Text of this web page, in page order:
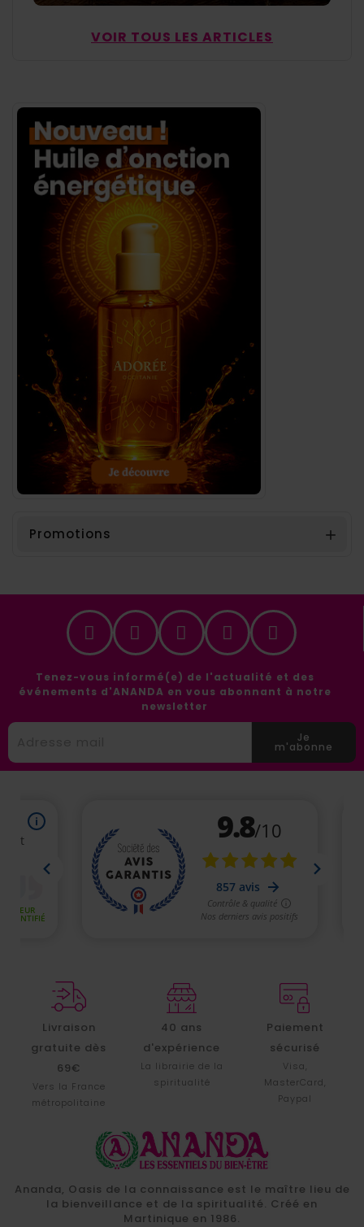
VOIR TOUS LES ARTICLES
Promotions 
Tenez-vous informé(e) de l'actualité et des
événements d'ANANDA en vous abonnant à notre
newsletter
Je
m'abonne
Livraison
gratuite dès
69€
Vers la France
métropolitaine
40 ans
d'expérience
La librairie de la
spiritualité
Paiement
sécurisé
Visa,
MasterCard,
Paypal
Ananda, Oasis de la connaissance est le maître lieu de
la bienveillance et de la spiritualité. Créé en
Martinique en 1986.